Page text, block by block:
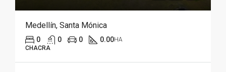
Medellín, Santa Mónica
0 0 0 0.00HA
CHACRA